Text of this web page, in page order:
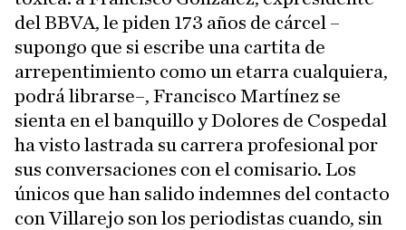
del BBVA, le piden 173 años de cárcel –
supongo que si escribe una cartita de
arrepentimiento como un etarra cualquiera,
podrá librarse–, Francisco Martínez se
sienta en el banquillo y Dolores de Cospedal
ha visto lastrada su carrera profesional por
sus conversaciones con el comisario. Los
únicos que han salido indemnes del contacto
con Villarejo son los periodistas cuando, sin